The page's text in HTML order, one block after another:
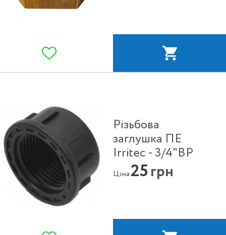
Різьбова
заглушка ПЕ
Irritec - 3/4"ВР
Ціна25грн